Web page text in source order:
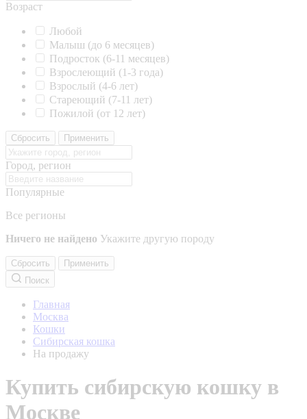
Возраст
Любой
Малыш (до 6 месяцев)
Подросток (6-11 месяцев)
Взрослеющий (1-3 года)
Взрослый (4-6 лет)
Стареющий (7-11 лет)
Пожилой (от 12 лет)
Сбросить Применить
Город, регион
Популярные
Все регионы
Ничего не найдено Укажите другую породу
Сбросить
Применить
Поиск
Главная
Москва
Кошки
Сибирская кошка
На продажу
Купить сибирскую кошку в
Москве